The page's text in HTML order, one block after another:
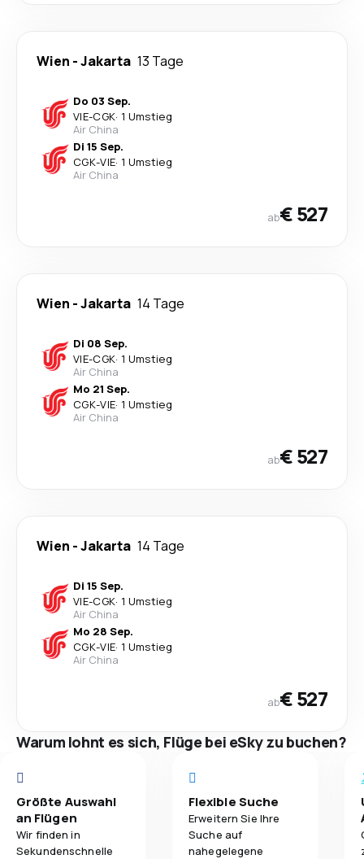
Wien -Jakarta 13 Tage
Do 03 Sep.
VIE-CGK· 1 Umstieg
Air China
Di 15 Sep.
CGK-VIE· 1 Umstieg
Air China
ab€ 527
Wien -Jakarta 14 Tage
Di 08 Sep.
VIE-CGK· 1 Umstieg
Air China
Mo 21 Sep.
CGK-VIE· 1 Umstieg
Air China
ab€ 527
Wien -Jakarta 14 Tage
Di 15 Sep.
VIE-CGK· 1 Umstieg
Air China
Mo 28 Sep.
CGK-VIE· 1 Umstieg
Air China
ab€ 527
Warum lohnt es sich, Flüge bei eSky zu buchen?
Größte Auswahl
an Flügen
Wir finden in
Sekundenschnelle
Flexible Suche
Erweitern Sie Ihre
Suche auf
nahegelegene